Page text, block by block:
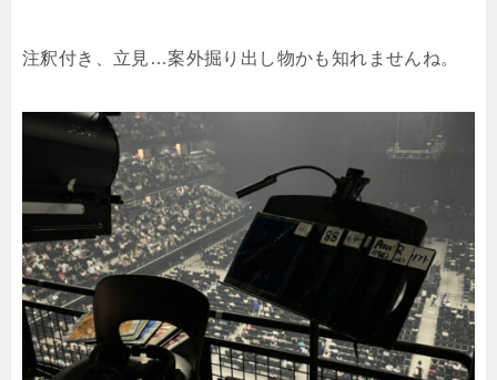
注釈付き、立見…案外掘り出し物かも知れませんね。